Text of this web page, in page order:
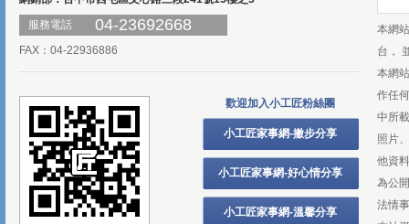
服務電話
04-23692668
FAX：04-22936886
歡迎加入小工匠粉絲團
小工匠家事網-撇步分享
小工匠家事網-好心情分享
小工匠家事網-溫馨分享
本網
台，
本網
作任
中所
照片
他資
為公
法情